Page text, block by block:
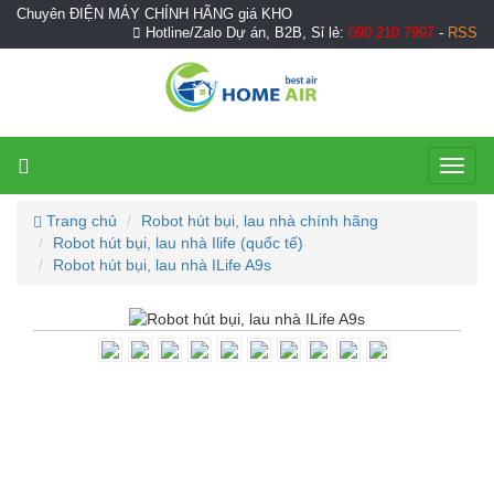
Chuyên ĐIỆN MÁY CHÍNH HÃNG giá KHO
Hotline/Zalo Dự án, B2B, Sỉ lẻ: 090 210 7997 - RSS
Trang chủ
Robot hút bụi, lau nhà chính hãng
Robot hút bụi, lau nhà Ilife (quốc tế)
Robot hút bụi, lau nhà ILife A9s